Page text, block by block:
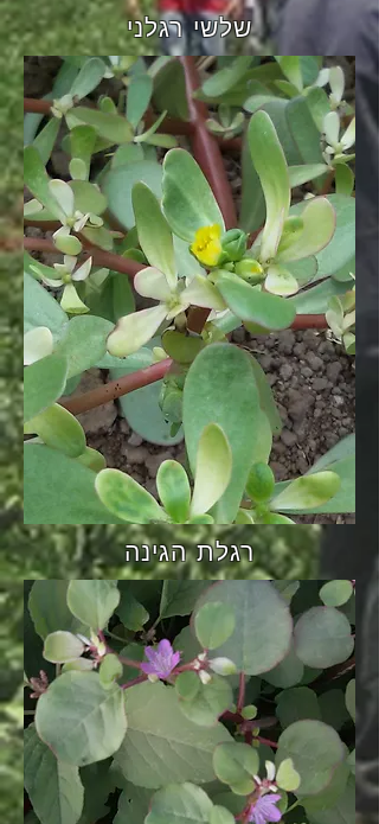
רגלת הגינה
שלשי רגלני